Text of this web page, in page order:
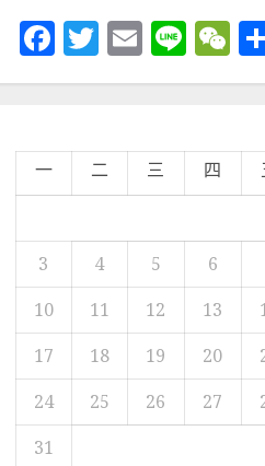
Facebook
Twitter
Email
Line
一 二 三 四
3
4 5 6
10
11 12 13
17
18 19 20
24
25 26 27
31